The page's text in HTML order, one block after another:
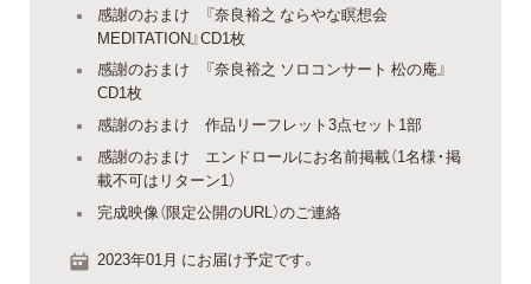
感謝のおまけ 『奈良裕之 ならやな瞑想会
MEDITATION』CD1枚
感謝のおまけ 『奈良裕之 ソロコンサート 松の庵』
CD1枚
感謝のおまけ 作品リーフレット3点セット1部
感謝のおまけ エンドロールにお名前掲載（1名様・掲
載不可はリターン1）
完成映像（限定公開のURL）のご連絡
2023年01月 にお届け予定です。